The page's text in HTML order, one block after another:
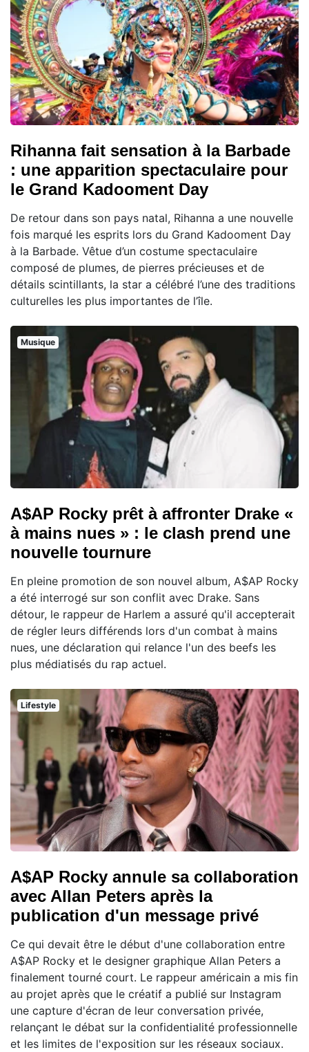
Rihanna fait sensation à la Barbade
: une apparition spectaculaire pour
le Grand Kadooment Day
De retour dans son pays natal, Rihanna a une nouvelle
fois marqué les esprits lors du Grand Kadooment Day
à la Barbade. Vêtue d’un costume spectaculaire
composé de plumes, de pierres précieuses et de
détails scintillants, la star a célébré l’une des traditions
culturelles les plus importantes de l’île.
Musique
A$AP Rocky prêt à affronter Drake «
à mains nues » : le clash prend une
nouvelle tournure
En pleine promotion de son nouvel album, A$AP Rocky
a été interrogé sur son conflit avec Drake. Sans
détour, le rappeur de Harlem a assuré qu'il accepterait
de régler leurs différends lors d'un combat à mains
nues, une déclaration qui relance l'un des beefs les
plus médiatisés du rap actuel.
Lifestyle
A$AP Rocky annule sa collaboration
avec Allan Peters après la
publication d'un message privé
Ce qui devait être le début d'une collaboration entre
A$AP Rocky et le designer graphique Allan Peters a
finalement tourné court. Le rappeur américain a mis fin
au projet après que le créatif a publié sur Instagram
une capture d'écran de leur conversation privée,
relançant le débat sur la confidentialité professionnelle
et les limites de l'exposition sur les réseaux sociaux.